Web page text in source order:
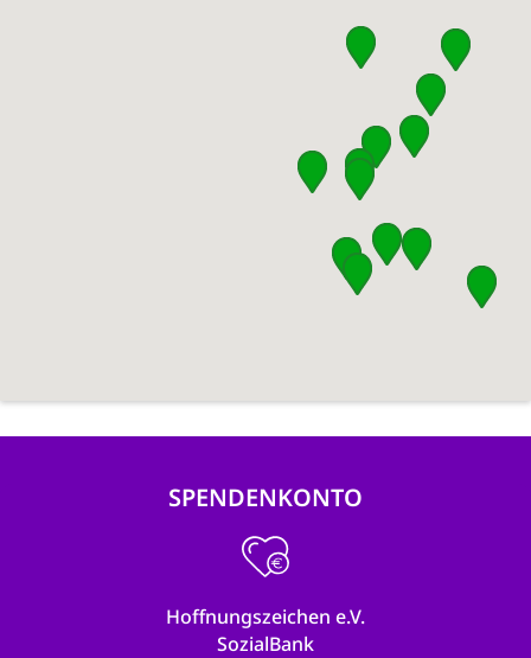
SPENDENKONTO
Hoffnungszeichen e.V.
SozialBank